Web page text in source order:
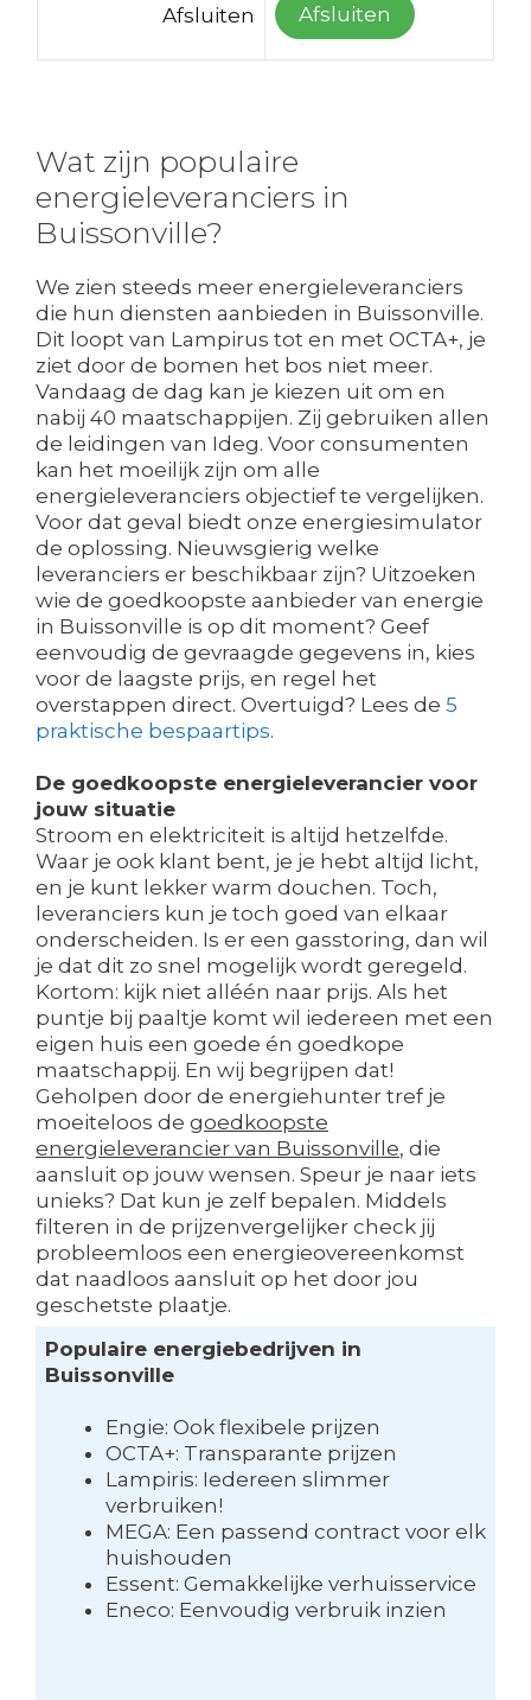
Afsluiten Afsluiten
Wat zijn populaire
energieleveranciers in
Buissonville?
We zien steeds meer energieleveranciers
die hun diensten aanbieden in Buissonville.
Dit loopt van Lampirus tot en met OCTA+, je
ziet door de bomen het bos niet meer.
Vandaag de dag kan je kiezen uit om en
nabij 40 maatschappijen. Zij gebruiken allen
de leidingen van Ideg. Voor consumenten
kan het moeilijk zijn om alle
energieleveranciers objectief te vergelijken.
Voor dat geval biedt onze energiesimulator
de oplossing. Nieuwsgierig welke
leveranciers er beschikbaar zijn? Uitzoeken
wie de goedkoopste aanbieder van energie
in Buissonville is op dit moment? Geef
eenvoudig de gevraagde gegevens in, kies
voor de laagste prijs, en regel het
overstappen direct. Overtuigd? Lees de 5
praktische bespaartips.
De goedkoopste energieleverancier voor
jouw situatie
Stroom en elektriciteit is altijd hetzelfde.
Waar je ook klant bent, je je hebt altijd licht,
en je kunt lekker warm douchen. Toch,
leveranciers kun je toch goed van elkaar
onderscheiden. Is er een gasstoring, dan wil
je dat dit zo snel mogelijk wordt geregeld.
Kortom: kijk niet alléén naar prijs. Als het
puntje bij paaltje komt wil iedereen met een
eigen huis een goede én goedkope
maatschappij. En wij begrijpen dat!
Geholpen door de energiehunter tref je
moeiteloos de goedkoopste
energieleverancier van Buissonville, die
aansluit op jouw wensen. Speur je naar iets
unieks? Dat kun je zelf bepalen. Middels
filteren in de prijzenvergelijker check jij
probleemloos een energieovereenkomst
dat naadloos aansluit op het door jou
geschetste plaatje.
Populaire energiebedrijven in
Buissonville
Engie: Ook flexibele prijzen
OCTA+: Transparante prijzen
Lampiris: Iedereen slimmer
verbruiken!
MEGA: Een passend contract voor elk
huishouden
Essent: Gemakkelijke verhuisservice
Eneco: Eenvoudig verbruik inzien